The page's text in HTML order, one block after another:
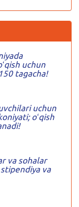
uchun
tagacha!
uchun
oʻqish
va sohalar
va